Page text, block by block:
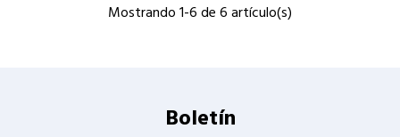
Mostrando 1-6 de 6 artículo(s)
Boletín